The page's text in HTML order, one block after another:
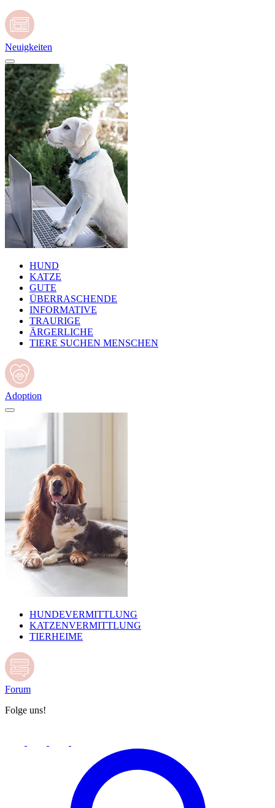
Neuigkeiten
HUND
KATZE
GUTE
ÜBERRASCHENDE
INFORMATIVE
TRAURIGE
ÄRGERLICHE
TIERE SUCHEN MENSCHEN
Adoption
HUNDEVERMITTLUNG
KATZENVERMITTLUNG
TIERHEIME
Forum
Folge uns!